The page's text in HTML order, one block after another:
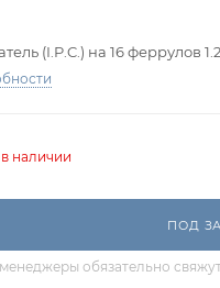
(I.P.C.) на 16 феррулов
наличии
ПОД
обязательно